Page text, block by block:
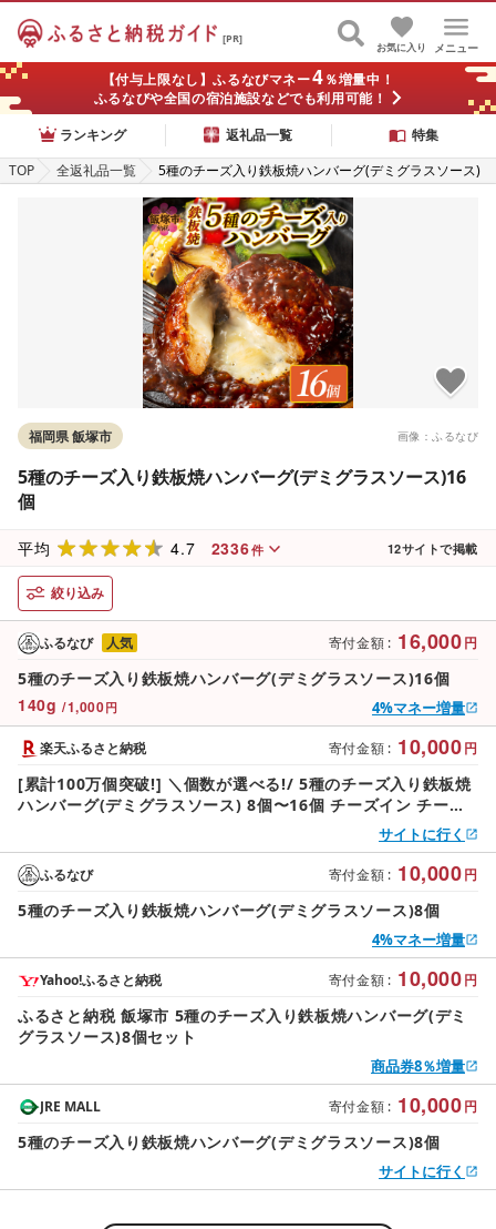
[PR]
メニュー
お気に入り
【付与上限なし】ふるなびマネー4％増量中！
ふるなびや全国の宿泊施設などでも利用可能！
ランキング
返礼品一覧
特集
TOP
全返礼品一覧
5種のチーズ入り鉄板焼ハンバーグ(デミグラスソース)
16個
画像：ふるなび
福岡県 飯塚市
5種のチーズ入り鉄板焼ハンバーグ(デミグラスソース)16
個
平均 4.7 2336件 12サイトで掲載
絞り込み
寄付金額 : 16,000円
140g /1,000円
ふるなび
5種のチーズ入り鉄板焼ハンバーグ(デミグラスソース)16個
人気
4%マネー増量
寄付金額 : 10,000円
楽天ふるさと納税
[累計100万個突破!] ＼個数が選べる!/ 5種のチーズ入り鉄板焼
ハンバーグ(デミグラスソース) 8個〜16個 チーズイン チーズ
温めるだけ 福岡 飯塚 小分け 大容量 簡単調理 湯煎サイトに行く
寄付金額 : 10,000円
ふるなび
5種のチーズ入り鉄板焼ハンバーグ(デミグラスソース)8個
4%マネー増量
寄付金額 : 10,000円
Yahoo!ふるさと納税
ふるさと納税 飯塚市 5種のチーズ入り鉄板焼ハンバーグ(デミ
グラスソース)8個セット
商品券8％増量
寄付金額 : 10,000円
JRE MALL
5種のチーズ入り鉄板焼ハンバーグ(デミグラスソース)8個
サイトに行く